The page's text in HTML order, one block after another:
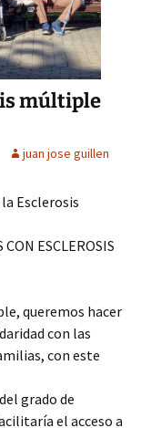
múltiple
juan jose guillen
Esclerosis
ESCLEROSIS
queremos hacer
con las
con este
grado de
el acceso a